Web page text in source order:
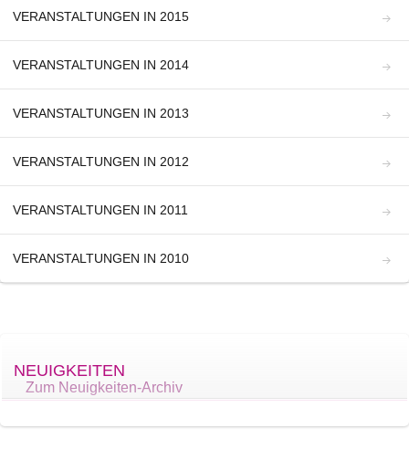
VERANSTALTUNGEN IN 2015
VERANSTALTUNGEN IN 2014
VERANSTALTUNGEN IN 2013
VERANSTALTUNGEN IN 2012
VERANSTALTUNGEN IN 2011
VERANSTALTUNGEN IN 2010
NEUIGKEITEN
Zum Neuigkeiten-Archiv